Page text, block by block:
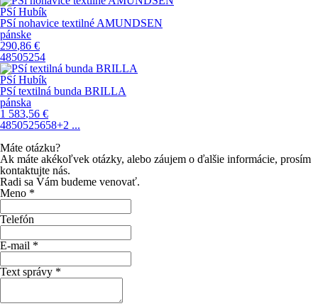
PSí Hubík
PSí nohavice textilné AMUNDSEN
pánske
290,86 €
48505254
PSí Hubík
PSí textilná bunda BRILLA
pánska
1 583,56 €
4850525658+2 ...
Máte otázku?
Ak máte akékoľvek otázky, alebo záujem o ďalšie informácie, prosím
kontaktujte nás.
Radi sa Vám budeme venovať.
Meno *
Telefón
E-mail *
Text správy *